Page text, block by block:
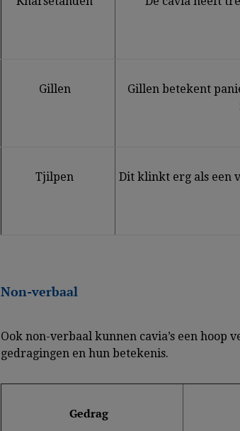
Gillen
Gillen betekent
Tjilpen
Dit klinkt erg als een
Non-verbaal
Ook non-verbaal kunnen cavia’s een
gedragingen en hun betekenis.
Gedrag